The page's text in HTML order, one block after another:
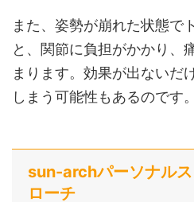
また、姿勢が崩れた状態で
と、関節に負担がかかり、
まります。効果が出ないだ
しまう可能性もあるのです。
sun-archパーソナル
ローチ